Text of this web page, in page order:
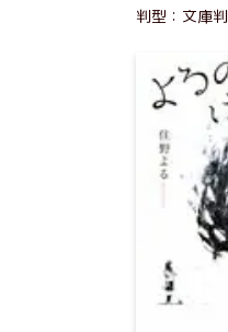
判型：文庫判